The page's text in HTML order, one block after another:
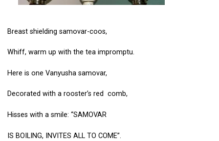
Breast shielding samovar-coos,
Whiff, warm up with the tea impromptu.
Here is one Vanyusha samovar,
Decorated with a rooster’s red comb,
Hisses with a smile: “SAMOVAR
IS BOILING, INVITES ALL TO COME”.